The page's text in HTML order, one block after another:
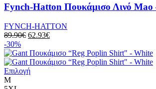
έχει
πολλαπλές
παραλλαγές.
Οι
επιλογές
μπορούν
να
επιλεγούν
στη
Fynch-Hatton Πουκάμισο Λινό Μao
FYNCH-HATTON
89.90€ Original
was:
89.90€.
62.93€Η
τιμή
είναι:
-30%
ΕπιλογήΑυτό
M